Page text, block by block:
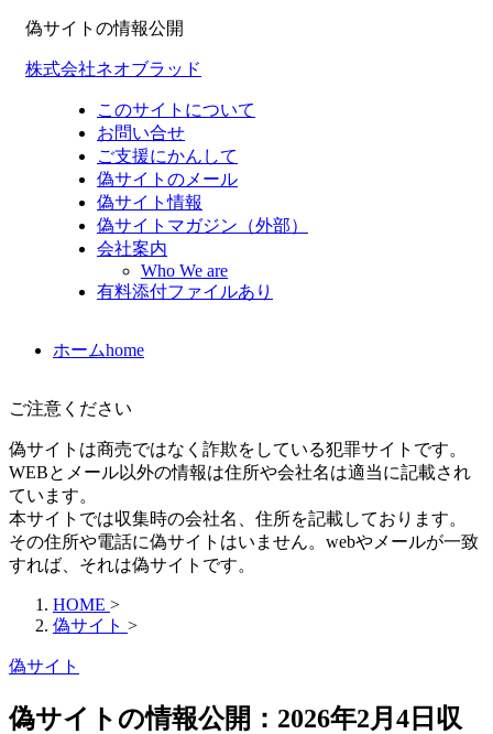
偽サイトの情報公開
株式会社ネオブラッド
このサイトについて
お問い合せ
ご支援にかんして
偽サイトのメール
偽サイト情報
偽サイトマガジン（外部）
会社案内
Who We are
有料添付ファイルあり
ホームhome
ご注意ください
偽サイトは商売ではなく詐欺をしている犯罪サイトです。
WEBとメール以外の情報は住所や会社名は適当に記載され
ています。
本サイトでは収集時の会社名、住所を記載しております。
その住所や電話に偽サイトはいません。webやメールが一致
すれば、それは偽サイトです。
HOME >
偽サイト >
偽サイト
偽サイトの情報公開：2026年2月4日収